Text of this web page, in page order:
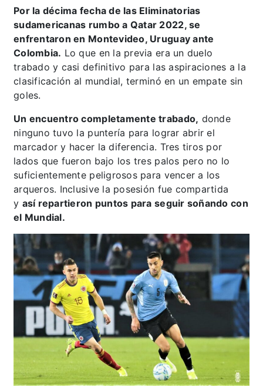
Por la décima fecha de las Eliminatorias
sudamericanas rumbo a Qatar 2022, se
enfrentaron en Montevideo, Uruguay ante
Colombia. Lo que en la previa era un duelo
trabado y casi definitivo para las aspiraciones a la
clasificación al mundial, terminó en un empate sin
goles.
Un encuentro completamente trabado, donde
ninguno tuvo la puntería para lograr abrir el
marcador y hacer la diferencia. Tres tiros por
lados que fueron bajo los tres palos pero no lo
suficientemente peligrosos para vencer a los
arqueros. Inclusive la posesión fue compartida
y así repartieron puntos para seguir soñando con
el Mundial.